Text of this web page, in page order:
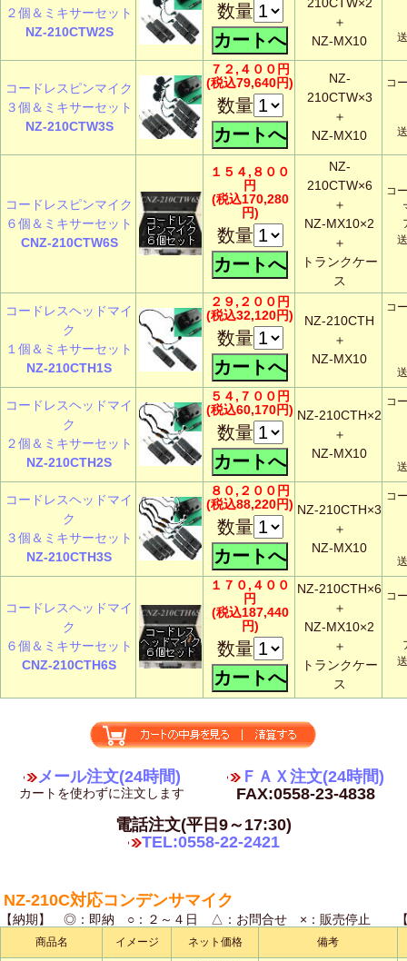
２個＆ミキサーセット
NZ-210CTW2S
数量
＋
NZ-MX10
コードレスピンマイク
３個＆ミキサーセット
NZ-210CTW3S
７２,４００円
(税込79,640円)
数量
NZ-
210CTW×3
＋
NZ-MX10
コ
コードレスピンマイク
６個＆ミキサーセット
CNZ-210CTW6S
１５４,８００
円
(税込170,280
円)
数量
NZ-
210CTW×6
＋
NZ-MX10×2
＋
トランクケー
ス
コ
コードレスヘッドマイ
ク
１個＆ミキサーセット
NZ-210CTH1S
２９,２００円
(税込32,120円)
数量
NZ-210CTH
＋
NZ-MX10
コ
コードレスヘッドマイ
ク
２個＆ミキサーセット
NZ-210CTH2S
５４,７００円
(税込60,170円)
数量
NZ-210CTH×2
＋
NZ-MX10
コ
コードレスヘッドマイ
ク
３個＆ミキサーセット
NZ-210CTH3S
８０,２００円
(税込88,220円)
数量
NZ-210CTH×3
＋
NZ-MX10
コ
コードレスヘッドマイ
ク
６個＆ミキサーセット
CNZ-210CTH6S
１７０,４００
円
(税込187,440
円)
数量
NZ-210CTH×6
＋
NZ-MX10×2
＋
トランクケー
ス
コ
メール注文(24時間)
カートを使わずに注文します
ＦＡＸ注文(24時間)
FAX:0558-23-4838
電話注文(平日9～17:30)
TEL:0558-22-2421
NZ-210C対応コンデンサマイク
【納期】 ◎：即納 ○：２～４日 △：お問合せ ×：販売停止
商品名 イメージ ネット価格 備考